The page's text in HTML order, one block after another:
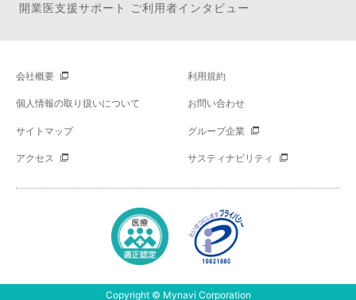
開業医支援サポート ご利用者インタビュー
会社概要 利用規約
個人情報の取り扱いについて お問い合わせ
サイトマップ グループ企業
アクセス サスティナビリティ
Copyright © Mynavi Corporation